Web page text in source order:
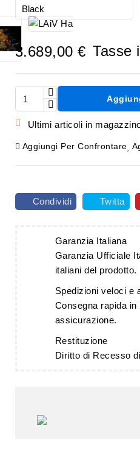
3.689,00 € Tasse
 Ultimi articoli in
Aggiungi Per Confrontare
Condividi Twitta
Garanzia Italiana
Garanzia Ufficiale
italiani del prodotto.
Spedizioni veloci e
Consegna rapida
assicurazione.
Restituzione
Diritto di Recesso